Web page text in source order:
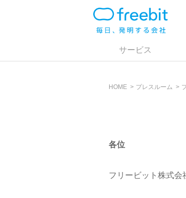
サービス
HOME プレスルーム
各位
フリービット株式会